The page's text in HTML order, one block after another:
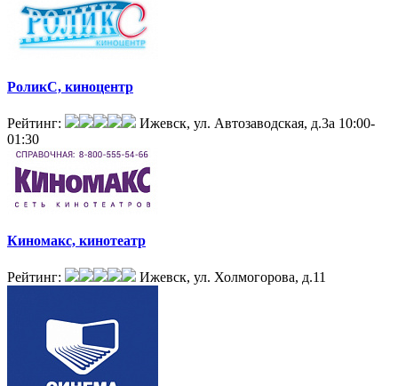
РоликС, киноцентр
Рейтинг: Ижевск, ул. Автозаводская, д.3а 10:00-
01:30
Киномакс, кинотеатр
Рейтинг: Ижевск, ул. Холмогорова, д.11